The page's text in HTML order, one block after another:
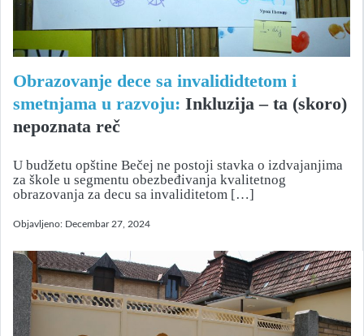
Obrazovanje dece sa invalididtetom i
smetnjama u razvoju: Inkluzija – ta (skoro)
nepoznata reč
U budžetu opštine Bečej ne postoji stavka o izdvajanjima
za škole u segmentu obezbeđivanja kvalitetnog
obrazovanja za decu sa invaliditetom […]
Objavljeno: Decembar 27, 2024